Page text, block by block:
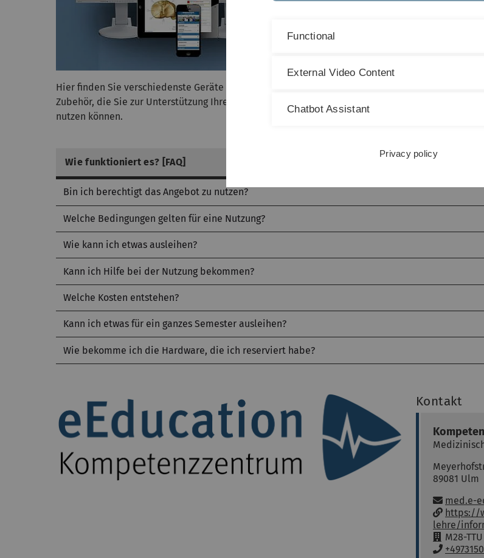
Hier finden Sie verschiedenste Geräte und
Zubehör, die Sie zur Unterstützung Ihrer Lehre
nutzen können.
sowie Programme zur Bearbeitung von
Wie funktioniert es? [FAQ]
Bin ich berechtigt das Angebot zu nutzen?
Welche Bedingungen gelten für eine Nutzung?
Wie kann ich etwas ausleihen?
Kann ich Hilfe bei der Nutzung bekommen?
Welche Kosten entstehen?
Kann ich etwas für ein ganzes Semester ausleihen?
Wie bekomme ich die Hardware, die ich reserviert habe?
Kontakt
89081 Ulm
Email:
med.e-
w
w
w
:
https://
lehre/
R
o
M28-
P
Functional
External Video Content
Chatbot Assistant
Privacy policy